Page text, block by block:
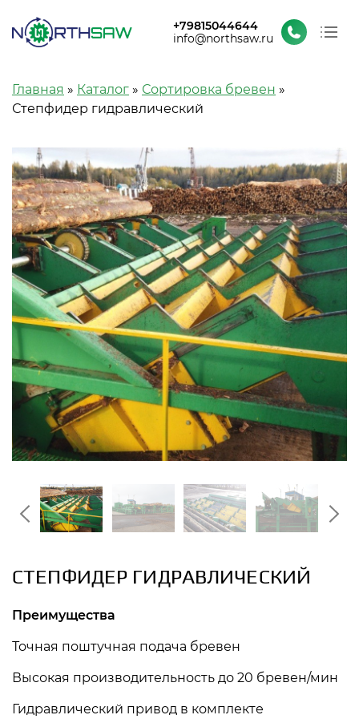
Каталог
Проекты и новости
+79815044644
info@northsaw.ru
Строка навигации
Главная Каталог
Сортировка бревен
Степфидер гидравлический
СТЕПФИДЕР ГИДРАВЛИЧЕСКИЙ
Преимущества
Точная поштучная подача бревен
Высокая производительность до 20 бревен/мин
Гидравлический привод в комплекте